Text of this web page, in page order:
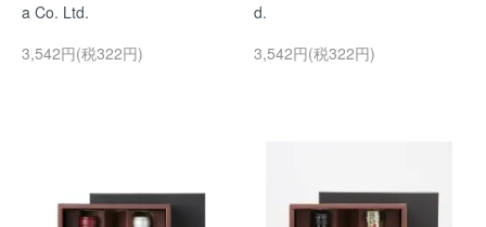
a Co. Ltd.
3,542円(税322円)
d.
3,542円(税322円)